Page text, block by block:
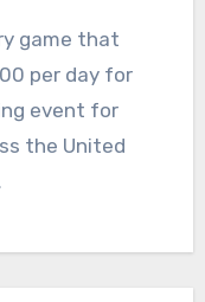
per day for
event for
the United